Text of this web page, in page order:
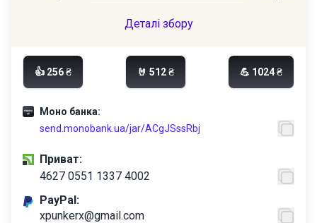
Деталі збору
Моно банка:
send.monobank.ua/jar/ACgJSssRbj
👍 256 ₴ 🤘 512 ₴ 💪 1024 ₴
Приват:
4627 0551 1337 4002
PayPal:
xpunkerx@gmail.com